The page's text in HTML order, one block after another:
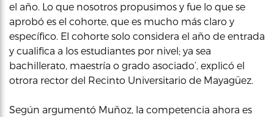
el año. Lo que nosotros propusimos y fue lo que se
aprobó es el cohorte, que es mucho más claro y
específico. El cohorte solo considera el año de entrada
y cualifica a los estudiantes por nivel; ya sea
bachillerato, maestría o grado asociado’, explicó el
otrora rector del Recinto Universitario de Mayagüez.
Según argumentó Muñoz, la competencia ahora es